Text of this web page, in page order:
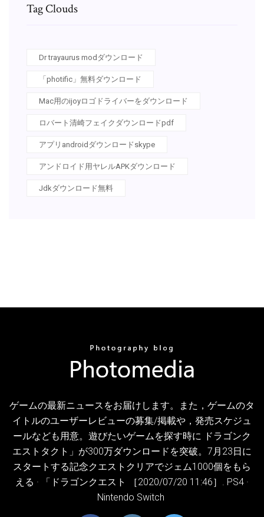
Tag Clouds
Dr trayaurus modダウンロード
「photific」無料ダウンロード
Mac用のijoyロゴドライバーをダウンロード
ロバート清崎フェイクダウンロードpdf
アプリandroidダウンロードskype
アンドロイド用ヤレルAPKダウンロード
Jdkダウンロード無料
ゲームの最新ニュースをお届けします。また，ゲームのタ
イトルのユーザーレビューの募集/掲載や，発売スケジュ
ールなども用意。遊びたいゲームを探す時に ドラゴンク
エストタクト」が300万ダウンロードを突破。7月23日に
スタートする記念クエストクリアでジェム1000個をもら
える · 「ドラゴンクエスト ［2020/07/20 11:46］. PS4 ·
Nintendo Switch